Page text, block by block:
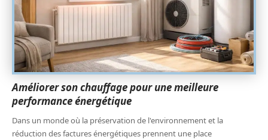
Améliorer son chauffage pour une meilleure
performance énergétique
Dans un monde où la préservation de l'environnement et la
réduction des factures énergétiques prennent une place